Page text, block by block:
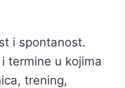
i spontanost.
termine u kojima
trening,